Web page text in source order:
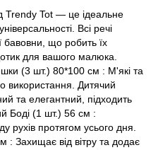
Trendy Tot — це ідеальне
Всі речі
бавовни, що робить їх
для вашого малюка.
(3 шт.) 80*100 см : М'які та
використання. Дитячий
та елегантний, підходить
Боді (1 шт.) 56 см :
рухів протягом усього дня.
: Захищає від вітру та додає